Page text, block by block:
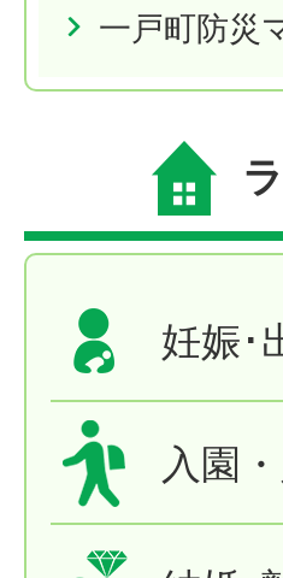
一戸町防災
妊娠･
入園